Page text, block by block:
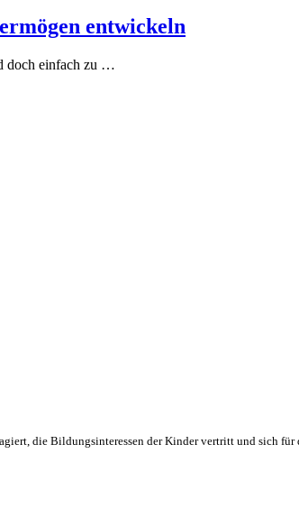
entwickeln
doch einfach zu …
die Bildungsinteressen der Kinder vertritt und sich